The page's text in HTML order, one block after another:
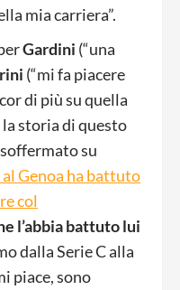
mia carriera”.
Gardini (“una
(“mi fa piacere
di più su quella
storia di questo
su
Genoa ha battuto
col
l’abbia battuto lui
dalla Serie C alla
piace, sono